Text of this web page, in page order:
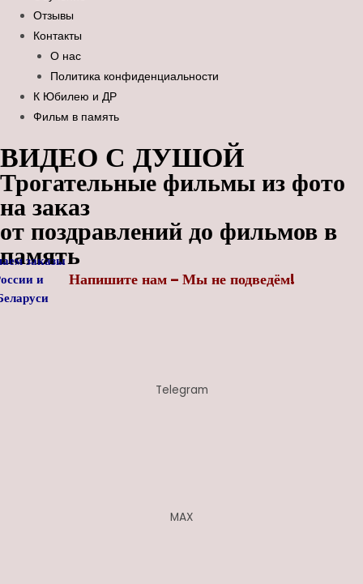
Отзывы
Контакты
О нас
Политика конфиденциальности
К Юбилею и ДР
Фильм в память
ВИДЕО С ДУШОЙ
Трогательные фильмы из фото
на заказ
от поздравлений до фильмов в
память
заказы
и
Напишите нам – Мы не подведём!
Telegram
MAX